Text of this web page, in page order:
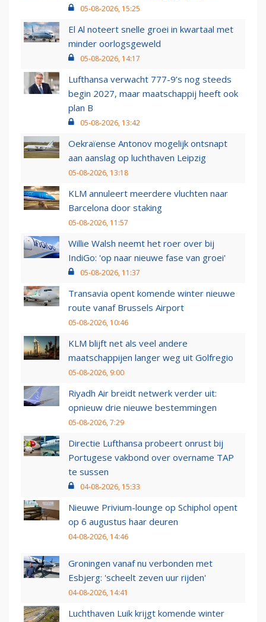
05-08-2026, 15:25
El Al noteert snelle groei in kwartaal met
minder oorlogsgeweld
05-08-2026, 14:17
Lufthansa verwacht 777-9’s nog steeds
begin 2027, maar maatschappij heeft ook
plan B
05-08-2026, 13:42
Oekraïense Antonov mogelijk ontsnapt
aan aanslag op luchthaven Leipzig
05-08-2026, 13:18
KLM annuleert meerdere vluchten naar
Barcelona door staking
05-08-2026, 11:57
Willie Walsh neemt het roer over bij
IndiGo: 'op naar nieuwe fase van groei'
05-08-2026, 11:37
Transavia opent komende winter nieuwe
route vanaf Brussels Airport
05-08-2026, 10:46
KLM blijft net als veel andere
maatschappijen langer weg uit Golfregio
05-08-2026, 9:00
Riyadh Air breidt netwerk verder uit:
opnieuw drie nieuwe bestemmingen
05-08-2026, 7:29
Directie Lufthansa probeert onrust bij
Portugese vakbond over overname TAP
te sussen
04-08-2026, 15:33
Nieuwe Privium-lounge op Schiphol opent
op 6 augustus haar deuren
04-08-2026, 14:46
Groningen vanaf nu verbonden met
Esbjerg: 'scheelt zeven uur rijden'
04-08-2026, 14:41
Luchthaven Luik krijgt komende winter